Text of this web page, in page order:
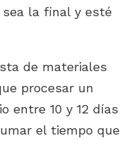
la final y esté
de materiales
procesar un
entre 10 y 12 días
el tiempo que